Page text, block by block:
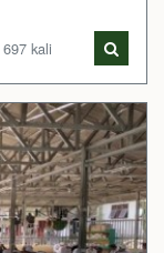
kali